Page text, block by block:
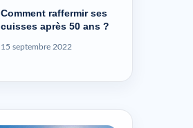
Comment raffermir ses
cuisses après 50 ans ?
15 septembre 2022